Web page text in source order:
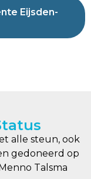
Eijsden-
alle steun, ook
gedoneerd op
Talsma